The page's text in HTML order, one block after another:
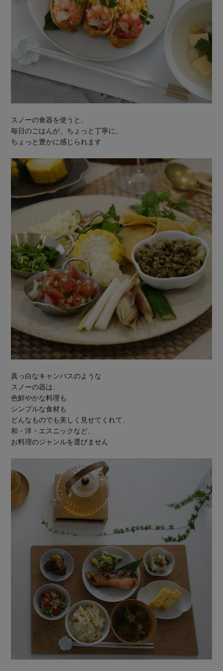
スノーの食器を使うと、
毎日のごはんが、ちょっと丁寧に、
ちょっと豊かに感じられます
真っ白なキャンバスのような
スノーの器は、
色鮮やかな料理も
シンプルな食材も
どんなものでも美しく見せてくれて、
和・洋・エスニックなど、
お料理のジャンルを選びません